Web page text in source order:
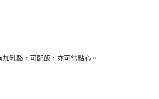
乳酪，可配飯，亦可當點心。